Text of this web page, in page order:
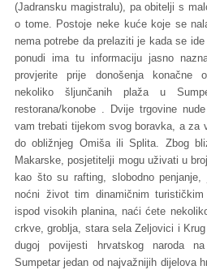
(Jadransku magistralu), pa obitelji s
o tome. Postoje neke kuće koje se
nema potrebe da prelaziti je kada se
ponudi ima tu informaciju jasno
provjerite prije donošenja konačne
nekoliko šljunčanih plaža u
restorana/konobe . Dvije trgovine
vam trebati tijekom svog boravka, a za
do obližnjeg Omiša ili Splita. Zbog
Makarske, posjetitelji mogu uživati ​​u
kao što su rafting, slobodno
noćni život tim dinamičnim
ispod visokih planina, naći ćete
crkve, groblja, stara sela Zeljovici i
dugoj povijesti hrvatskog naroda
Sumpetar jedan od najvažnijih dijelova